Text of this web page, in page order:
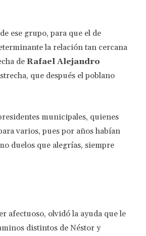
ese grupo, para que el de
la relación tan cercana
de Rafael Alejandro
que después el poblano
municipales, quienes
varios, pues por años habían
duelos que alegrías, siempre
afectuoso, olvidó la ayuda que le
distintos de Néstor y